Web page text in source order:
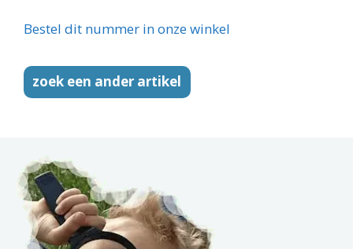
Bestel dit nummer in onze winkel
zoek een ander artikel